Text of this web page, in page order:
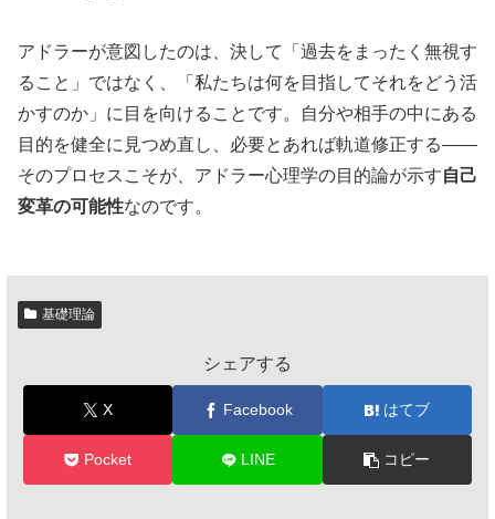
アドラーが意図したのは、決して「過去をまったく無視す
ること」ではなく、「私たちは何を目指してそれをどう活
かすのか」に目を向けることです。自分や相手の中にある
目的を健全に見つめ直し、必要とあれば軌道修正する――
そのプロセスこそが、アドラー心理学の目的論が示す自己
変革の可能性なのです。
基礎理論
シェアする
X Facebook はてブ
Pocket LINE コピー